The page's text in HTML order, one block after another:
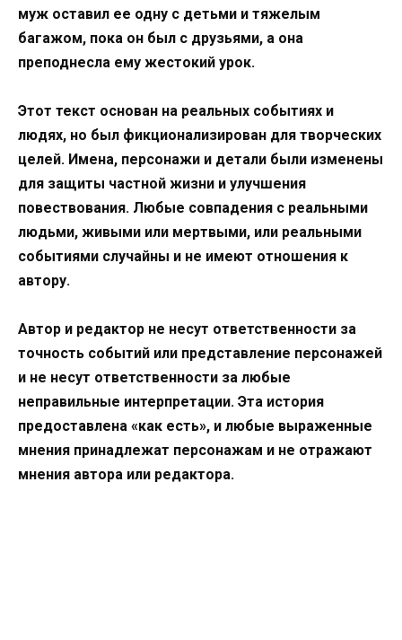
муж оставил ее одну с детьми и тяжелым
багажом, пока он был с друзьями, а она
преподнесла ему жестокий урок.
Этот текст основан на реальных событиях и
людях, но был фикционализирован для творческих
целей. Имена, персонажи и детали были изменены
для защиты частной жизни и улучшения
повествования. Любые совпадения с реальными
людьми, живыми или мертвыми, или реальными
событиями случайны и не имеют отношения к
автору.
Автор и редактор не несут ответственности за
точность событий или представление персонажей
и не несут ответственности за любые
неправильные интерпретации. Эта история
предоставлена «как есть», и любые выраженные
мнения принадлежат персонажам и не отражают
мнения автора или редактора.